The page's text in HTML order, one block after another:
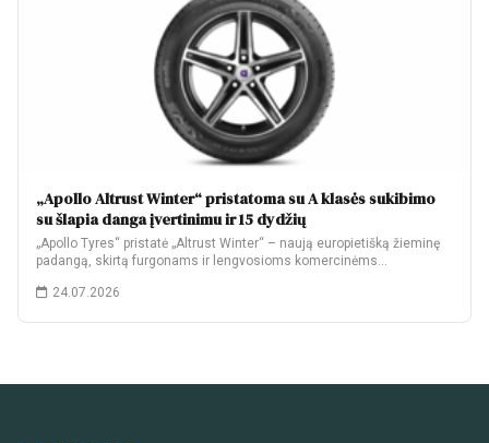
„Apollo Altrust Winter“ pristatoma su A klasės sukibimo
su šlapia danga įvertinimu ir 15 dydžių
„Apollo Tyres“ pristatė „Altrust Winter“ – naują europietišką žieminę
padangą, skirtą furgonams ir lengvosioms komercinėms…
24.07.2026